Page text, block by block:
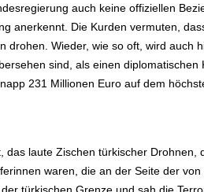
auch keine offiziellen
anerkennt. Die Kurden vermuten,
Wieder, wie so oft, wird auch
sind, als einen diplomatischen
231 Millionen Euro auf dem
laute Zischen türkischer
waren, die an der Seite der
türkischen Grenze und sah die